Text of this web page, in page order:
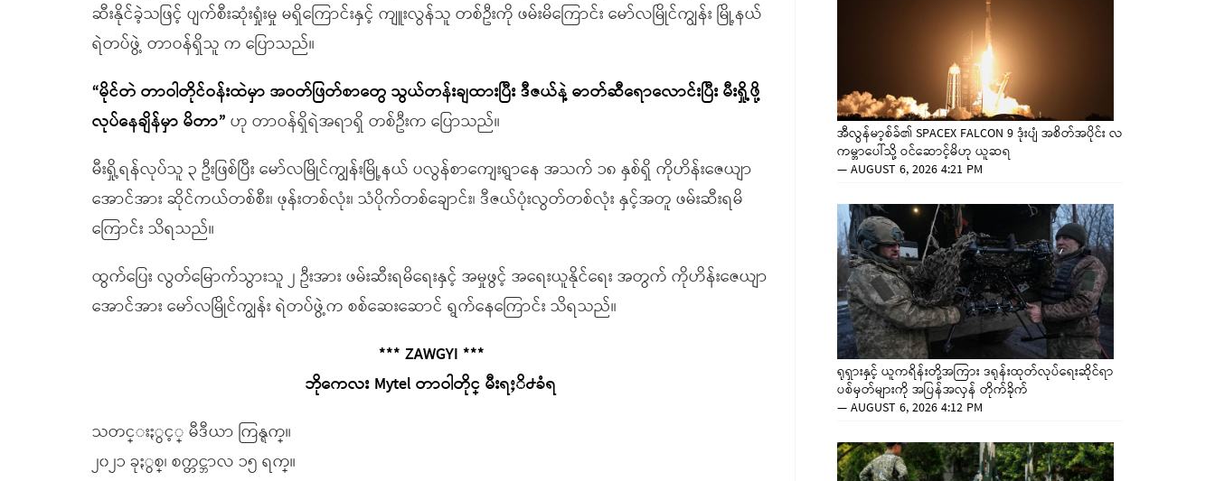
ဆီးနိုင်ခဲ့သဖြင့် ပျက်စီးဆုံးရှုံးမှု မရှိကြောင်းနှင့် ကျူးလွန်သူ တစ်ဦးကို ဖမ်းမိကြောင်း မော်လမြိုင်ကျွန်း မြို့နယ်
ရဲတပ်ဖွဲ့ တာဝန်ရှိသူ က ပြောသည်။
“မိုင်တဲ တာဝါတိုင်ဝန်းထဲမှာ အဝတ်ဖြတ်စာတွေ သွယ်တန်းချထားပြီး ဒီဇယ်နဲ့ ဓာတ်ဆီရောလောင်းပြီး မီးရှို့ဖို့
လုပ်နေချိန်မှာ မိတာ” ဟု တာဝန်ရှိရဲအရာရှိ တစ်ဦးက ပြောသည်။
မီးရှို့ရန်လုပ်သူ ၃ ဦးဖြစ်ပြီး မော်လမြိုင်ကျွန်းမြို့နယ် ပလွန်စာကျေးရွာနေ အသက် ၁၈ နှစ်ရှိ ကိုဟိန်းဇေယျာ
အောင်အား ဆိုင်ကယ်တစ်စီး၊ ဖုန်းတစ်လုံး၊ သံပိုက်တစ်ချောင်း၊ ဒီဇယ်ပုံးလွတ်တစ်လုံး နှင့်အတူ ဖမ်းဆီးရမိ
ကြောင်း သိရသည်။
ထွက်ပြေး လွတ်မြောက်သွားသူ ၂ ဦးအား ဖမ်းဆီးရမိရေးနှင့် အမှုဖွင့် အရေးယူနိုင်ရေး အတွက် ကိုဟိန်းဇေယျာ
အောင်အား မော်လမြိုင်ကျွန်း ရဲတပ်ဖွဲ့က စစ်ဆေးဆောင် ရွက်နေကြောင်း သိရသည်။
*** ZAWGYI ***
ဘိုကေလး Mytel တာဝါတိုင္ မီးရႈိ႕ခံရ
သတင္းႏွင့္ မီဒီယာ ကြန္ရက္။
၂၀၂၁ ခုႏွစ္၊ စက္တင္ဘာလ ၁၅ ရက္။
အီလွန်မာ့စ်ခ်၏ SPACEX FALCON 9 ဒုံးပျံ အစိတ်အပိုင်း လ
ကမ္ဘာပေါ်သို့ ဝင်ဆောင့်မိဟု ယူဆရ
—AUGUST 6, 2026 4:21 PM
ရုရှားနှင့် ယူကရိန်းတို့အကြား ဒရုန်းထုတ်လုပ်ရေးဆိုင်ရာ
ပစ်မှတ်များကို အပြန်အလှန် တိုက်ခိုက်
—AUGUST 6, 2026 4:12 PM